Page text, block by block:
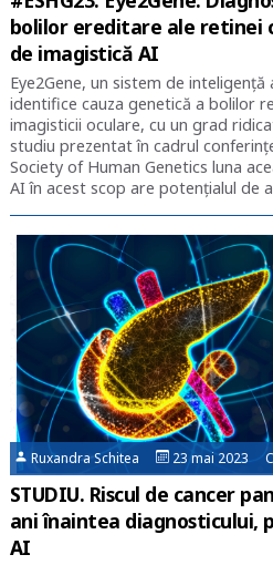
bolilor ereditare ale retinei
de imagistică AI
Eye2Gene, un sistem de
identifice cauza genetică a bolilor
imagisticii oculare, cu un grad
studiu prezentat în cadrul
Society of Human Genetics luna
AI în acest scop are potențialul de
Ruxandra Schitea 23 mai 2023
STUDIU. Riscul de cancer
ani înaintea diagnosticului,
AI